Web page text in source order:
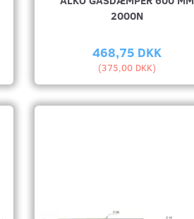
2000N
468,75 DKK
(375,00 DKK)